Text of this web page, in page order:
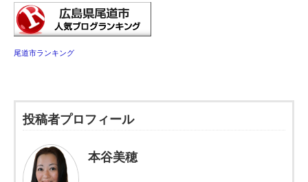
尾道市ランキング
投稿者プロフィール
本谷美穂